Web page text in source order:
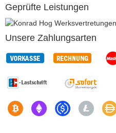
Geprüfte Leistungen
Unsere Zahlungsarten